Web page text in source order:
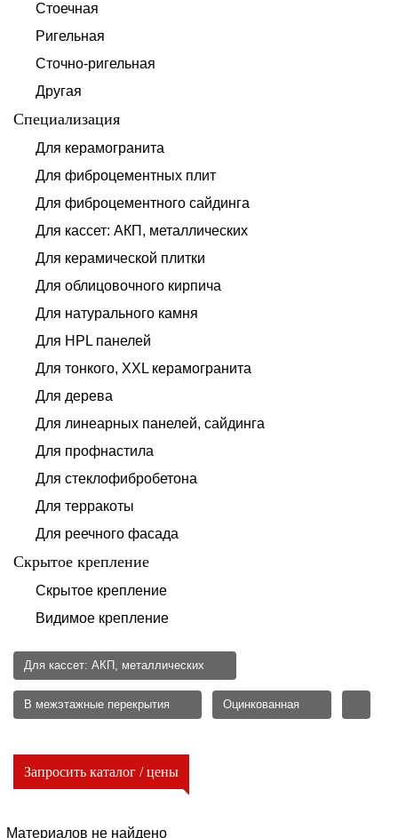
Стоечная
Ригельная
Сточно-ригельная
Другая
Специализация
Для керамогранита
Для фиброцементных плит
Для фиброцементного сайдинга
Для кассет: АКП, металлических
Для керамической плитки
Для облицовочного кирпича
Для натурального камня
Для HPL панелей
Для тонкого, XXL керамогранита
Для дерева
Для линеарных панелей, сайдинга
Для профнастила
Для стеклофибробетона
Для терракоты
Для реечного фасада
Скрытое крепление
Скрытое крепление
Видимое крепление
Для кассет: АКП, металлических
В межэтажные перекрытия Оцинкованная
Запросить каталог / цены
Материалов не найдено